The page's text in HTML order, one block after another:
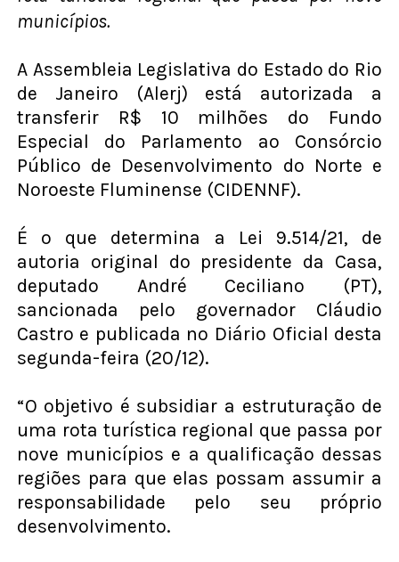
municípios.
A Assembleia Legislativa do Estado do Rio
de Janeiro (Alerj) está autorizada a
transferir R$ 10 milhões do Fundo
Especial do Parlamento ao Consórcio
Público de Desenvolvimento do Norte e
Noroeste Fluminense (CIDENNF).
É o que determina a Lei 9.514/21, de
autoria original do presidente da Casa,
deputado André Ceciliano (PT),
sancionada pelo governador Cláudio
Castro e publicada no Diário Oficial desta
segunda-feira (20/12).
“O objetivo é subsidiar a estruturação de
uma rota turística regional que passa por
nove municípios e a qualificação dessas
regiões para que elas possam assumir a
responsabilidade pelo seu próprio
desenvolvimento.